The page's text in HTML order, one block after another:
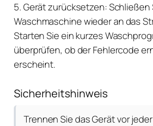
5. Gerät zurücksetzen: Schließen
Waschmaschine wieder an das
Starten Sie ein kurzes
überprüfen, ob der Fehlercode
erscheint.
Sicherheitshinweis
Trennen Sie das Gerät vor